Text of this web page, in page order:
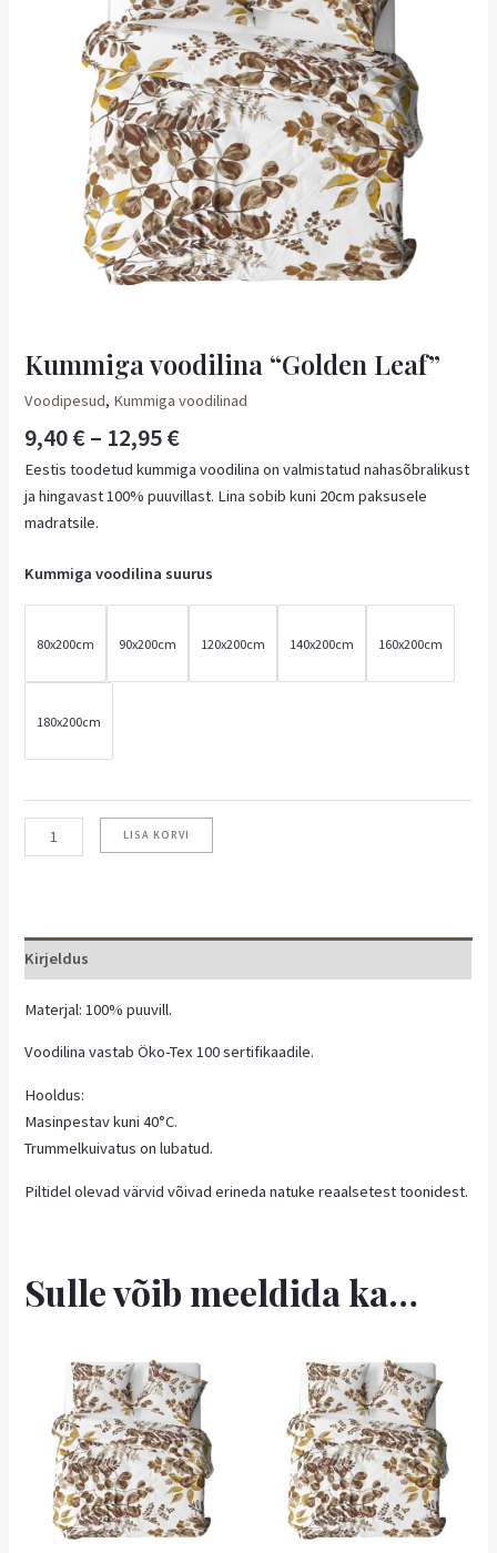
Kummiga voodilina “Golden Leaf”
Voodipesud, Kummiga voodilinad
9,40€– 12,95€
Eestis toodetud kummiga voodilina on valmistatud nahasõbralikust
ja hingavast 100% puuvillast. Lina sobib kuni 20cm paksusele
madratsile.
Kummiga voodilina suurus
80x200cm 90x200cm 120x200cm 140x200cm 160x200cm
180x200cm
LISA KORVI
Kirjeldus
Materjal: 100% puuvill.
Voodilina vastab Öko-Tex 100 sertifikaadile.
Hooldus:
Masinpestav kuni 40°C.
Trummelkuivatus on lubatud.
Piltidel olevad värvid võivad erineda natuke reaalsetest toonidest.
Sulle võib meeldida ka…
8,95 €
kuni
13,50 €
tootel
on
mitu
varianti.
Valikuid
saab
teha